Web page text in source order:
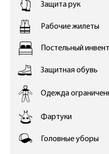
Защита рук
Рабочие жилеты
Постельный
Защитная обувь
Одежда
Фартуки
Головные уборы